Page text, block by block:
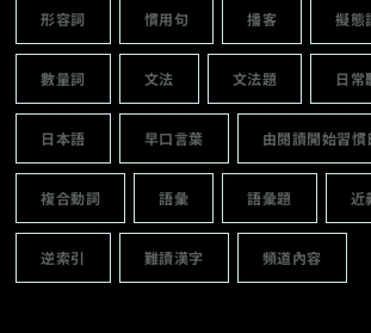
形容詞 慣用句 播客 擬態
數量詞 文法 文法題 日常
日本語 早口言葉 由閱讀開始習慣
複合動詞 語彙 語彙題 近
逆索引 難讀漢字 頻道內容